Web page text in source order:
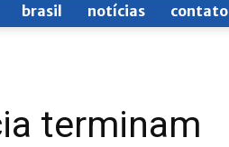
brasil notícias contato
terminam